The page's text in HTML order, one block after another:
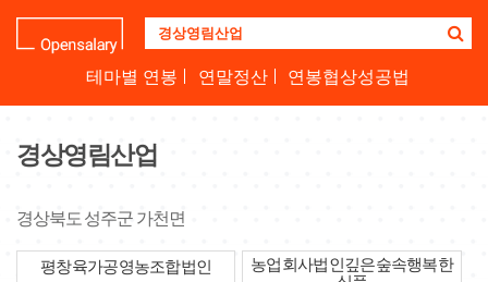
업
명
하
테마별 연봉 연말정산 연봉협상성공법
경상영림산업
경상북도 성주군 가천면
평창육가공영농조합법인
농업회사법인깊은숲속행복한